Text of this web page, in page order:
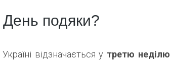
День подяки?
відзначається у третю неділю